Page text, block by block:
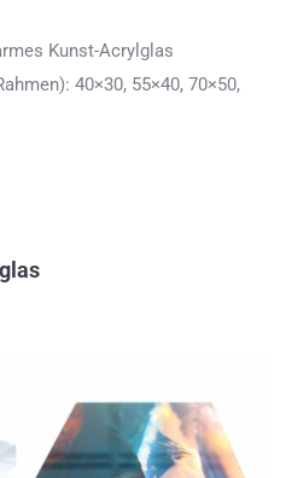
Kunst-Acrylglas
40×30, 55×40, 70×50,